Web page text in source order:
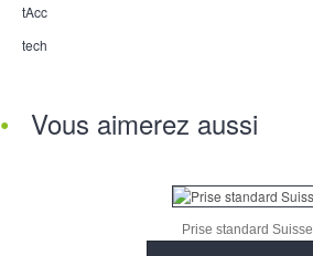
tAcc
tech
Vous aimerez aussi
Prise standard Suisse